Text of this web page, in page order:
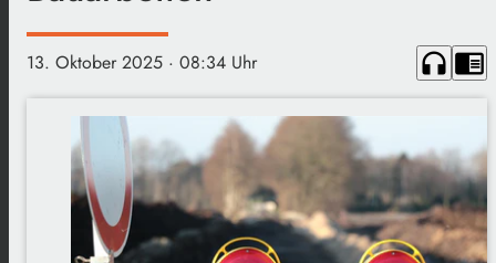
13. Oktober 2025 · 08:34 Uhr headphones chrome_reader_mode